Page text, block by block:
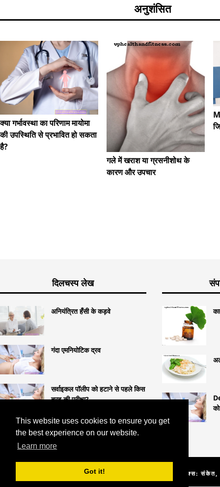
This website uses cookies to ensure you get
the best experience on our website.
Learn more
Got it!
अनुशंसित
क्या गर्भावस्था का परिणाम मायोमा
की उपस्थिति से प्रभावित हो सकता
है?
गले में खराश या ग्रसनीशोथ के
कारण और उपचार
दिलचस्प लेख
अनियंत्रित हँसी के कड़वे
गंदा एमनियोटिक द्रव
सर्वाइकल पॉलीप को हटाने से पहले किस
तरह की परीक्षा?
COPYRIGHT 2026 HTTPS://LIFESTYLEMED.NET
क्लोबेक्स:
और साइड इफेक्ट्स